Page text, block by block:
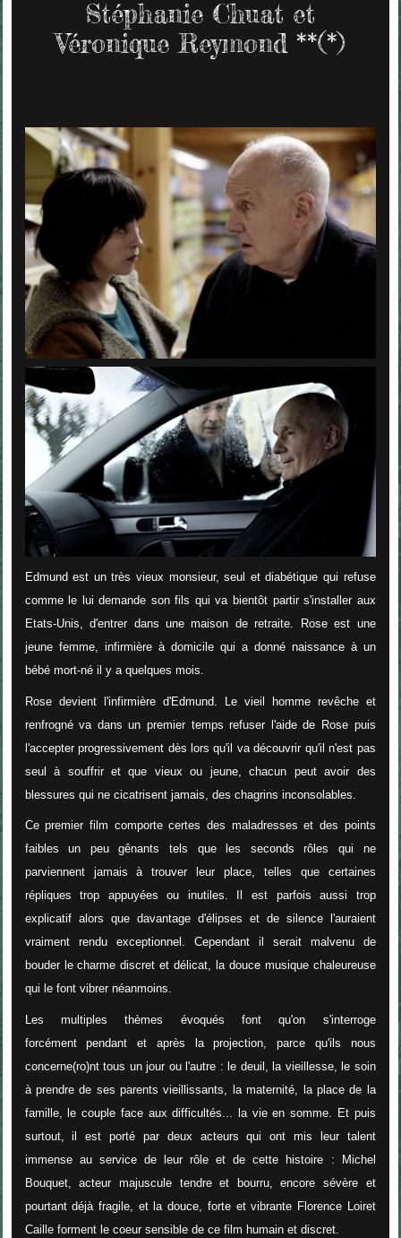
Stéphanie Chuat et
Véronique Reymond **(*)
Edmund est un très vieux monsieur, seul et diabétique qui refuse
comme le lui demande son fils qui va bientôt partir s'installer aux
Etats-Unis, d'entrer dans une maison de retraite. Rose est une
jeune femme, infirmière à domicile qui a donné naissance à un
bébé mort-né il y a quelques mois.
Rose devient l'infirmière d'Edmund. Le vieil homme revêche et
renfrogné va dans un premier temps refuser l'aide de Rose puis
l'accepter progressivement dès lors qu'il va découvrir qu'il n'est pas
seul à souffrir et que vieux ou jeune, chacun peut avoir des
blessures qui ne cicatrisent jamais, des chagrins inconsolables.
Ce premier film comporte certes des maladresses et des points
faibles un peu gênants tels que les seconds rôles qui ne
parviennent jamais à trouver leur place, telles que certaines
répliques trop appuyées ou inutiles. Il est parfois aussi trop
explicatif alors que davantage d'élipses et de silence l'auraient
vraiment rendu exceptionnel. Cependant il serait malvenu de
bouder le charme discret et délicat, la douce musique chaleureuse
qui le font vibrer néanmoins.
Les multiples thèmes évoqués font qu'on s'interroge
forcément pendant et après la projection, parce qu'ils nous
concerne(ro)nt tous un jour ou l'autre : le deuil, la vieillesse, le soin
à prendre de ses parents vieillissants, la maternité, la place de la
famille, le couple face aux difficultés... la vie en somme. Et puis
surtout, il est porté par deux acteurs qui ont mis leur talent
immense au service de leur rôle et de cette histoire : Michel
Bouquet, acteur majuscule tendre et bourru, encore sévère et
pourtant déjà fragile, et la douce, forte et vibrante Florence Loiret
Caille forment le coeur sensible de ce film humain et discret.